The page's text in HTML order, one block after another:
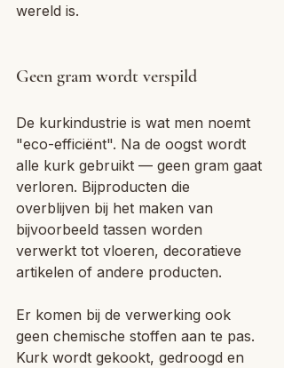
wereld is.
Geen gram wordt verspild
De kurkindustrie is wat men noemt
"eco-efficiënt". Na de oogst wordt
alle kurk gebruikt — geen gram gaat
verloren. Bijproducten die
overblijven bij het maken van
bijvoorbeeld tassen worden
verwerkt tot vloeren, decoratieve
artikelen of andere producten.
Er komen bij de verwerking ook
geen chemische stoffen aan te pas.
Kurk wordt gekookt, gedroogd en